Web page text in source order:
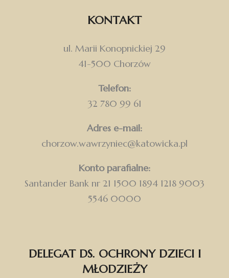
KONTAKT
ul. Marii Konopnickiej 29
41-500 Chorzów
Telefon:
32 780 99 61
Adres e-mail:
chorzow.wawrzyniec@katowicka.pl
Konto parafialne:
Santander Bank nr 21 1500 1894 1218 9003
5546 0000
DELEGAT DS. OCHRONY DZIECI I
MŁODZIEŻY